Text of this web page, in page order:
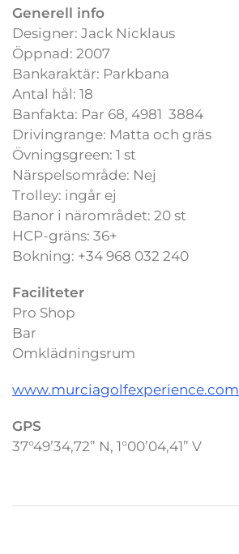
Generell info
Designer: Jack Nicklaus
Öppnad: 2007
Bankaraktär: Parkbana
Antal hål: 18
Banfakta: Par 68, 4981 3884
Drivingrange: Matta och gräs
Övningsgreen: 1 st
Närspelsområde: Nej
Trolley: ingår ej
Banor i närområdet: 20 st
HCP-gräns: 36+
Bokning: +34 968 032 240
Faciliteter
Pro Shop
Bar
Omklädningsrum
www.murciagolfexperience.com
GPS
37°49’34,72” N, 1°00’04,41” V